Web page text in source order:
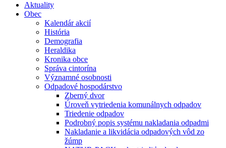
Aktuality
Obec
Kalendár akcií
História
Demografia
Heraldika
Kronika obce
Správa cintorína
Významné osobnosti
Odpadové hospodárstvo
Zberný dvor
Úroveň vytriedenia komunálnych odpadov
Triedenie odpadov
Podrobný popis systému nakladania odpadmi
Nakladanie a likvidácia odpadových vôd zo
žúmp